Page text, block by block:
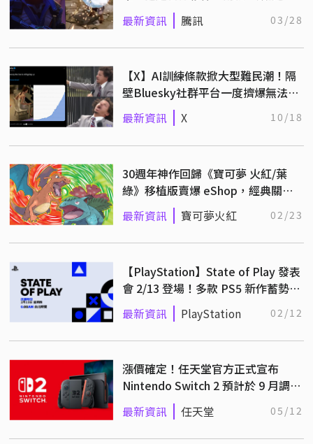
戲開發中
最新資訊 騰訊 03/28
【X】AI訓練條款掀大型難民潮！隔
壁Bluesky社群平台一度擠爆無法登
最新資訊 X 10/18
30週年神作回歸《寶可夢 火紅/葉
綠》移植版賣爆 eShop，經典關都
冒險再次稱霸銷量排行
最新資訊 寶可夢火紅 02/23
【PlayStation】State of Play 發表
會 2/13 登場！多款 PS5 新作蓄勢待
發！
最新資訊 PlayStation 02/12
漲價確定！任天堂官方正式宣布
Nintendo Switch 2 預計於 9 月調整
售價！
最新資訊 任天堂 05/12